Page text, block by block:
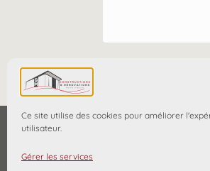
Ce site utilise des cookies pour améliorer
utilisateur.
Gérer les services